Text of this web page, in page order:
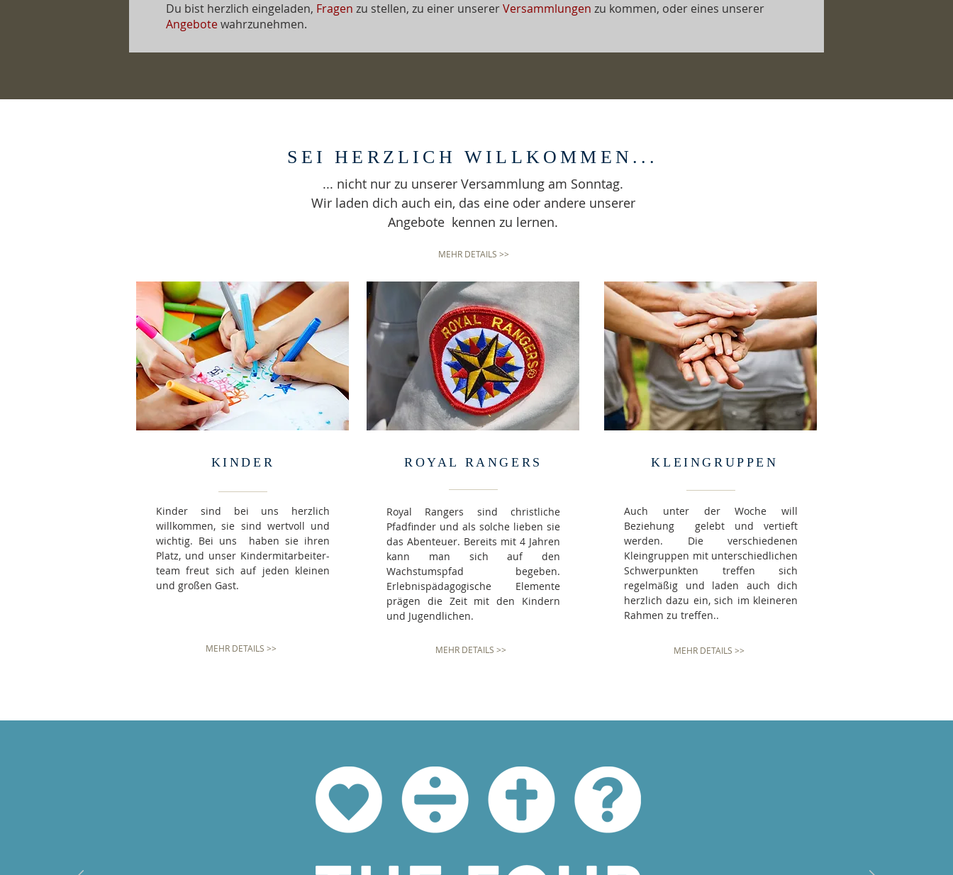
Du bist herzlich eingeladen, Fragen zu stellen, zu einer unsererVersammlungen zu kommen, oder eines unserer
Angebotewahrzunehmen.
SEI HERZLICH WILLKOMMEN...
... nicht nur zu unserer Versammlung am Sonntag.
Wir laden dich auch ein, das eine oder andere unserer
Angebote kennen zu lernen.
MEHR DETAILS >>
KINDER
Kinder sind bei uns herzlich
willkommen, sie sind wertvoll und
wichtig. Bei uns haben sie ihren
Platz, und unser Kindermitarbeiter-
team freut sich auf jeden kleinen
und großen Gast.
MEHR DETAILS >>
ROYAL RANGERS
Royal Rangers sind christliche
Pfadfinder und als solche lieben sie
das Abenteuer. Bereits mit 4 Jahren
kann man sich auf den
Wachstumspfad begeben.
Erlebnispädagogische Elemente
prägen die Zeit mit den Kindern
und Jugendlichen.
MEHR DETAILS >>
KLEINGRUPPEN
Auch unter der Woche will
Beziehung gelebt und vertieft
werden. Die verschiedenen
Kleingruppen mit unterschiedlichen
Schwerpunkten treffen sich
regelmäßig und laden auch dich
herzlich dazu ein, sich im kleineren
Rahmen zu treffen..
MEHR DETAILS >>